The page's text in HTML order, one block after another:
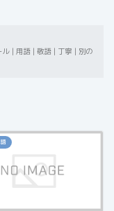
｜用語｜敬語｜丁寧｜別の